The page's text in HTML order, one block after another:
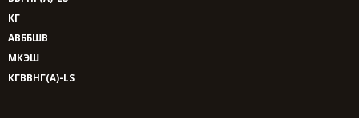
КГ
АВББШВ
МКЭШ
КГВВНГ(A)-LS